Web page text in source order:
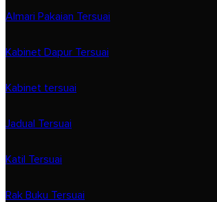
Almari Pakaian Tersuai
Kabinet Dapur Tersuai
Kabinet tersuai
Jadual Tersuai
Katil Tersuai
Rak Buku Tersuai